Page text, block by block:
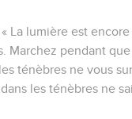
La lumière est
Marchez pendant
ténèbres ne vous
les ténèbres ne